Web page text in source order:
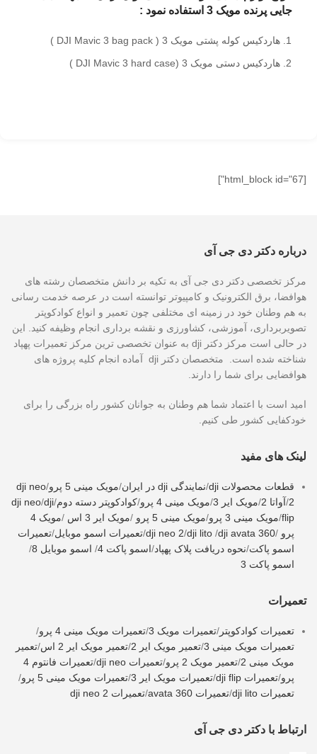
جایی پرنده مویک 3 استفاده نمود :
هاردکیس کوله پشتی مویک 3 ( DJI Mavic 3 bag pack )
هاردکیس دستی مویک 3 (DJI Mavic 3 hard case )
[html_block id="67"]
درباره دکتر دی جی آی
مرکز تخصصی دکتر دی جی آی به تکیه بر دانش متخصصان رشته های
هوافضا، برق الکترونیک و کامپیوتر توانسته است در عرصه خدمت رسانی
به هم وطنان خود در زمینه ای مختلفی چون تعمیر و انواع کوادکوپتر
تصویربرداری، آموزشی، کشاورزی و نقشه برداری انجام وظیفه کنید. این
در حالی است مرکز دکتر dji به عنوان تخصصی ترین مرکز تعمیرات پهپاد
شناخته شده است. متخصصان دکتر dji آماده انجام کلیه پروژه های
هوافضایی برای شما را دارند.
امید است با اعتماد شما هم وطنان به جوانان کشور راه بزرگی را برای
خودکفایی کشور طی کنیم.
لینک های مفید
قطعات محصولات dji /نمایندگی dji در ایران /مویک مینی 5 پرو /
dji neo
2
/آواتا 2 /مویک ایر 3 /مویک مینی 4 پرو /کوادکوپتر دسته دوم/
dji neo/dji
flip
/مویک مینی 3 پرو /مویک مینی 5 پرو /مویک ایر 3 اس /
مویک 4
پرو /
dji neo 2/dji lito /dji avata 360
/تعمیرات اسمو موبایل/تعمیرات
اسمو پاکت/نحوه دریافت پلاک پهپاد/اسمو پاکت 4 / اسمو موبایل 8
/
اسمو پاکت 3
تعمیرات
تعمیرات کوادکوپتر /تعمیرات مویک 3 /تعمیرات مویک مینی 4 پرو
/
تعمیرات مویک مینی 3
/تعمیر مویک ایر 2 /تعمیر مویک ایر 2 اس /تعمیر
مویک مینی 2
/تعمیر مویک 2 پرو /تعمیرات dji neo /
تعمیرات فانتوم 4
پرو/تعمیرات dji flip /تعمیرات مویک ایر 3 /تعمیرات مویک مینی 5 پرو
/
تعمیرات dji lito
/تعمیرات avata 360 /تعمیرات dji neo 2
ارتباط با دکتر دی جی آی